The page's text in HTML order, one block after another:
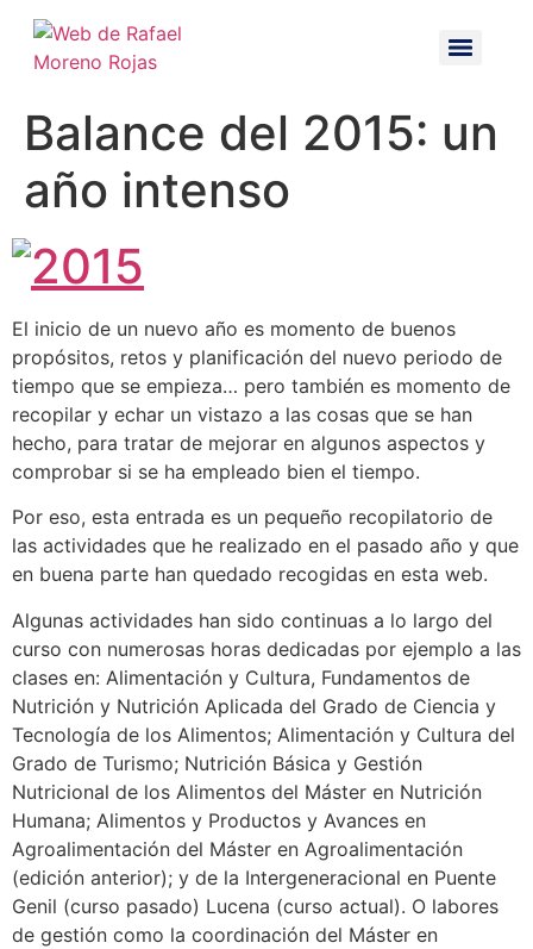
Balance del 2015: un
año intenso
El inicio de un nuevo año es momento de buenos
propósitos, retos y planificación del nuevo periodo de
tiempo que se empieza… pero también es momento de
recopilar y echar un vistazo a las cosas que se han
hecho, para tratar de mejorar en algunos aspectos y
comprobar si se ha empleado bien el tiempo.
Por eso, esta entrada es un pequeño recopilatorio de
las actividades que he realizado en el pasado año y que
en buena parte han quedado recogidas en esta web.
Algunas actividades han sido continuas a lo largo del
curso con numerosas horas dedicadas por ejemplo a las
clases en: Alimentación y Cultura, Fundamentos de
Nutrición y Nutrición Aplicada del Grado de Ciencia y
Tecnología de los Alimentos; Alimentación y Cultura del
Grado de Turismo; Nutrición Básica y Gestión
Nutricional de los Alimentos del Máster en Nutrición
Humana; Alimentos y Productos y Avances en
Agroalimentación del Máster en Agroalimentación
(edición anterior); y de la Intergeneracional en Puente
Genil (curso pasado) Lucena (curso actual). O labores
de gestión como la coordinación del Máster en